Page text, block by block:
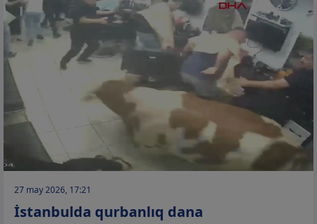
27 may 2026, 17:21
İstanbulda qurbanlıq dana